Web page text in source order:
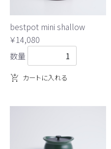
bestpot mini shallow
￥14,080
数量
カートに入れる